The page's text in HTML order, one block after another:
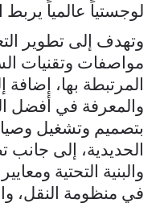
لوجستياً عالمياً يربط
وتهدف إلى تطوير
مواصفات وتقنيات
المرتبطة بها، إضافة
والمعرفة في أفضل
بتصميم وتشغيل
الحديدية، إلى جانب
والبنية التحتية
في منظومة النقل،